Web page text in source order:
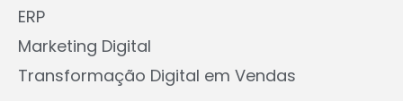
ERP
Marketing Digital
Transformação Digital em Vendas